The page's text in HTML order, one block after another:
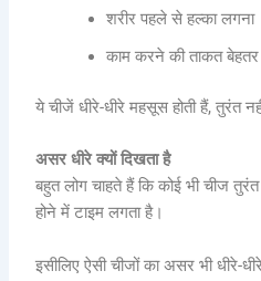
शरीर पहले से हल्का लगना
काम करने की ताकत
ये चीजें धीरे-धीरे महसूस होती हैं, तुरंत
असर धीरे क्यों दिखता है
बहुत लोग चाहते हैं कि कोई भी चीज
होने में टाइम लगता है।
इसीलिए ऐसी चीजों का असर भी धीरे-